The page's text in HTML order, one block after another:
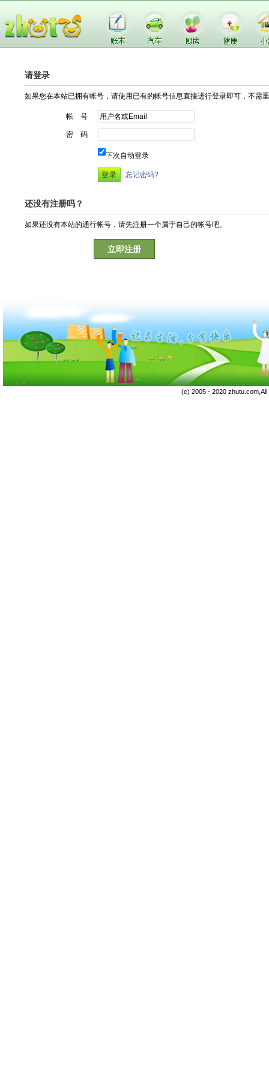
请登录
如果您在本站已拥有帐号，请使用已有的帐号信息直接进行登录即可，不需
帐 号
密 码
下次自动登录
忘记密码?
还没有注册吗？
如果还没有本站的通行帐号，请先注册一个属于自己的帐号吧。
立即注册
(c) 2005 - 2020